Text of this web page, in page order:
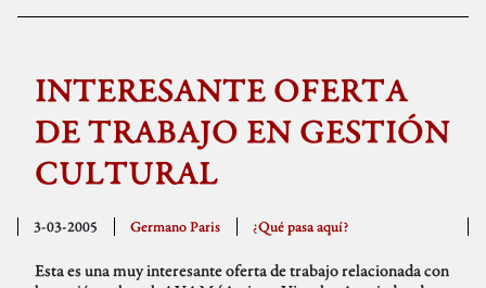
INTERESANTE OFERTA
DE TRABAJO EN GESTIÓN
CULTURAL
3-03-2005 Germano Paris ¿Qué pasa aquí?
Esta es una muy interesante oferta de trabajo relacionada con